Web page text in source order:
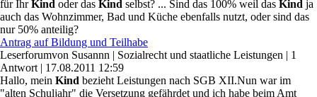
für IhrKind oder das Kind selbst? ... Sind das 100% weil das Kind ja
auch das Wohnzimmer, Bad und Küche ebenfalls nutzt, oder sind das
nur 50% anteilig?
Antrag auf Bildung und Teilhabe
Leserforumvon Susannn | Sozialrecht und staatliche Leistungen | 1
Antwort | 17.08.2011 12:59
Hallo, mein Kind bezieht Leistungen nach SGB XII.Nun war im
"alten Schuljahr" die Versetzung gefährdet und ich habe beim Amt